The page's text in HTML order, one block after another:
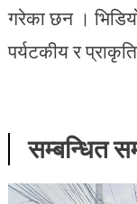
गरेका छन ।
पर्यटकीय र
सम्बन्धित